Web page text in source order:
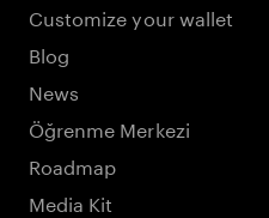
Customize your wallet
Blog
News
Öğrenme Merkezi
Roadmap
Media Kit